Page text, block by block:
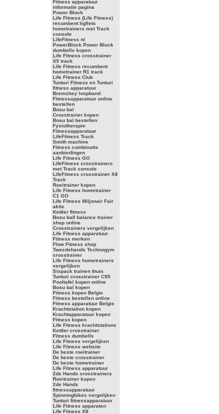
Fitness apparatuur
informatie pagina
Power Block
Life Fitness (Life Fitness)
recumbent ligfiets
hometrainers met Track
console
LifeFitness nl
PowerBlock Power Block
dumbells kopen
Life Fitness crosstrainer
X5 track
Life Fitness recumbent
hometrainer R1 track
Life Fitness Club
Tunturi Fitness en Tunturi
fitness apparatuur
Bremshey loopband
Fitnessapparatuur online
bestellen
Bosu bal
Crosstrainer kopen
Bosu bal bestellen
Fysiotherapie
Fitnessapparatuur
LifeFitness Track
Smith machine
Fitness combinatie
aanbiedingen
Life Fitness GO
LifeFitness crosstrainers
met Track console
LifeFitness crosstrainer X8
Track
Roeitrainer kopen
Life Fitness hometrainer
C1 GO
Life Fitness Miljonair Fair
aktie
Kettler fitness
Bosu ball balance trainer
shop online
Crosstrainers vergelijken
Life Fitness apparatuur
Fitness merken
Flow Fitness shop
Tweedehands Technogym
crosstrainer
Life Fitness hometrainers
vergelijken
Sixpack trainen thuis
Tunturi crosstrainer C95
Pooltafel kopen online
Bosu bal kopen
Fitness kopen Belgie
Fitness bestellen online
Fitness apparatuur Belgie
Krachtstation kopen
Krachtapparatuur kopen
Fitness kopen
Life Fitness krachtstations
Kettler crosstrainer
Fitness dumbells
Life Fitness vergelijken
Life Fitness website
De beste roeitrainer
De beste crosstrainer
De beste hometrainer
Life Fitness apparatuur
2de Hands crosstrainers
Roeitrainer kopen
2de Hands
fitnessapparatuur
Spinningbikes vergelijken
Tunturi fitnessapparatuur
Life Fitness apparaten
Life Fitness X8